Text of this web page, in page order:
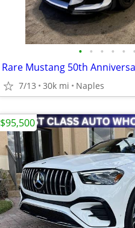
• • • • • •
7/13 30k mi Naples
$95,500